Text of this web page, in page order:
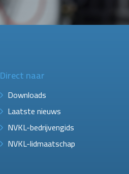
Direct naar
Downloads
Laatste nieuws
NVKL-bedrijvengids
NVKL-lidmaatschap